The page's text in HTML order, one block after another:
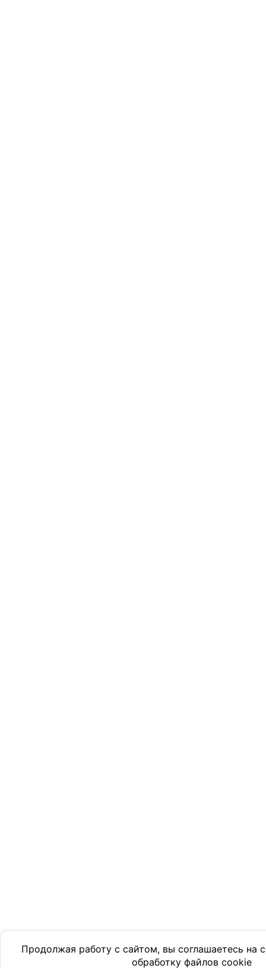
Продолжая работу с сайтом, вы соглашаетесь на
обработку файлов cookie